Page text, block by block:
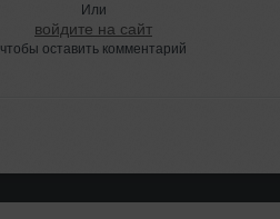
Или
войдите на сайт
чтобы оставить комментарий